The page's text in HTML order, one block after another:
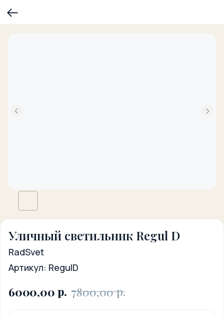
Уличный светильник Regul D
RadSvet
Артикул: RegulD
6000,00 р. 7800,00 р.